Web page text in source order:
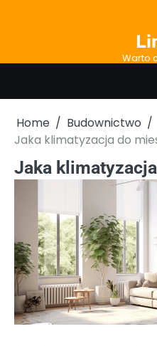
Warto
Home
Budownictwo
Jaka klimatyzacja do
Jaka